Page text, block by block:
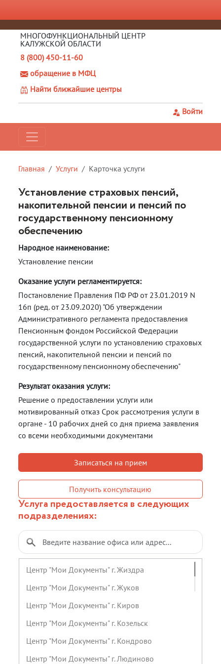
МНОГОФУНКЦИОНАЛЬНЫЙ ЦЕНТР
КАЛУЖСКОЙ ОБЛАСТИ
8 (800) 450-11-60
обращение в МФЦ
Найти ближайшие центры
Войти
Главная Услуги Карточка услуги
Установление страховых пенсий,
накопительной пенсии и пенсий по
государственному пенсионному
обеспечению
Народное наименование:
Установление пенсии
Оказание услуги регламентируется:
Постановление Правления ПФ РФ от 23.01.2019 N
16п (ред. от 23.09.2020) "Об утверждении
Административного регламента предоставления
Пенсионным фондом Российской Федерации
государственной услуги по установлению страховых
пенсий, накопительной пенсии и пенсий по
государственному пенсионному обеспечению"
Результат оказания услуги:
Решение о предоставлении услуги или
мотивированный отказ Срок рассмотрения услуги в
органе - 10 рабочих дней со дня приема заявления
со всеми необходимыми документами
Записаться на прием
Получить консультацию
Услуга предоставляется в следующих
подразделениях:
Центр "Мои Документы" г. Жиздра
Центр "Мои Документы" г. Жуков
Центр "Мои Документы" г. Киров
Центр "Мои Документы" г. Козельск
Центр "Мои Документы" г. Кондрово
Центр "Мои Документы" г. Людиново